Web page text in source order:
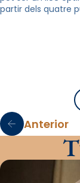
partir dels quatre
Anterior